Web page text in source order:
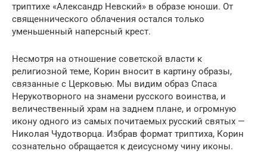
триптихе «Александр Невский» в образе юноши. От
священнического облачения остался только
уменьшенный наперсный крест.
Несмотря на отношение советской власти к
религиозной теме, Корин вносит в картину образы,
связанные с Церковью. Мы видим образ Спаса
Нерукотворного на знамени русского воинства, и
величественный храм на заднем плане, и огромную
икону одного из самых почитаемых русский святых —
Николая Чудотворца. Избрав формат триптиха, Корин
сознательно обращается к деисусному чину иконы.